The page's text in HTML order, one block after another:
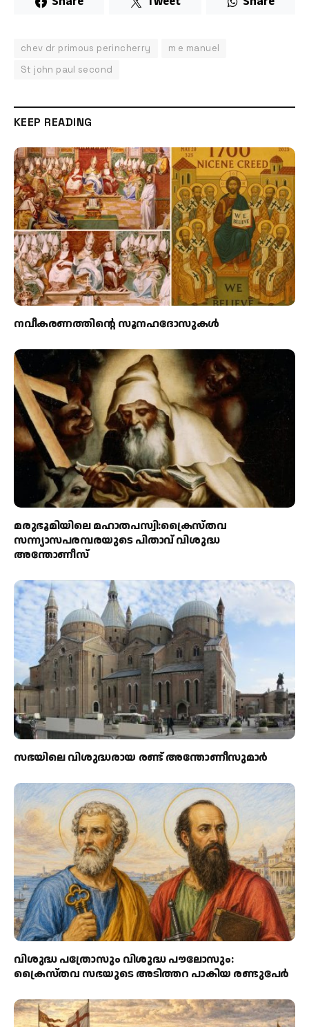
chev dr primous perincherry
m e manuel
St john paul second
KEEP READING
നവീകരണത്തിന്റെ സൂനഹദോസുകള്‍
മരുഭൂമിയിലെ മഹാതപസ്വി:ക്രൈസ്തവ
സന്ന്യാസപരമ്പരയുടെ പിതാവ് വിശുദ്ധ
അന്തോണീസ്
സഭയിലെ വിശുദ്ധരായ രണ്ട് അന്തോണീസുമാര്‍
വിശുദ്ധ പത്രോസും വിശുദ്ധ പൗലോസും:
ക്രൈസ്തവ സഭയുടെ അടിത്തറ പാകിയ രണ്ടുപേര്‍